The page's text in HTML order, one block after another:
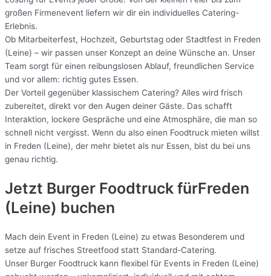
großen Firmenevent liefern wir dir ein individuelles Catering-
Erlebnis.
Ob Mitarbeiterfest, Hochzeit, Geburtstag oder Stadtfest in Freden
(Leine) – wir passen unser Konzept an deine Wünsche an. Unser
Team sorgt für einen reibungslosen Ablauf, freundlichen Service
und vor allem: richtig gutes Essen.
Der Vorteil gegenüber klassischem Catering? Alles wird frisch
zubereitet, direkt vor den Augen deiner Gäste. Das schafft
Interaktion, lockere Gespräche und eine Atmosphäre, die man so
schnell nicht vergisst. Wenn du also einen Foodtruck mieten willst
in Freden (Leine), der mehr bietet als nur Essen, bist du bei uns
genau richtig.
Jetzt Burger Foodtruck fürFreden
(Leine) buchen
Mach dein Event in Freden (Leine) zu etwas Besonderem und
setze auf frisches Streetfood statt Standard-Catering.
Unser Burger Foodtruck kann flexibel für Events in Freden (Leine)